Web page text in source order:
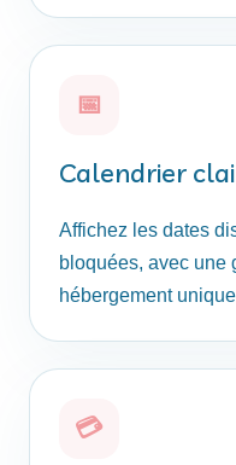
📅
Calendrier
Affichez les dates
bloquées, avec une
hébergement
💳